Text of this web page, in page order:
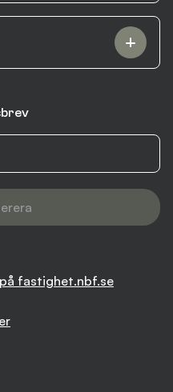
fastighet.nbf.se